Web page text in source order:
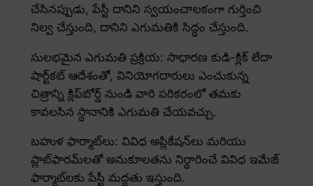
చేసినప్పుడు, పేస్టీ దానిని స్వయంచాలకంగా గుర్తించి
నిల్వ చేస్తుంది, దానిని ఎగుమతికి సిద్ధం చేస్తుంది.
సులభమైన ఎగుమతి ప్రక్రియ: సాధారణ కుడి-క్లిక్ లేదా
షార్ట్‌కట్ ఆదేశంతో, వినియోగదారులు ఎంచుకున్న
చిత్రాన్ని క్లిప్‌బోర్డ్ నుండి వారి పరికరంలో తమకు
కావలసిన స్థానానికి ఎగుమతి చేయవచ్చు.
బహుళ ఫార్మాట్‌లు: వివిధ అప్లికేషన్‌లు మరియు
ప్లాట్‌ఫారమ్‌లతో అనుకూలతను నిర్ధారించే వివిధ ఇమేజ్
ఫార్మాట్‌లకు పేస్టీ మద్దతు ఇస్తుంది.